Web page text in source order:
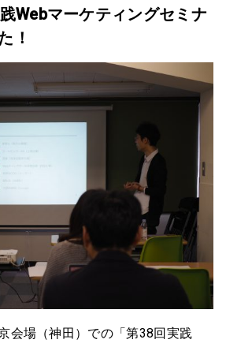
Webマーケティングセミナ
！
会場（神田）での「第38回実践